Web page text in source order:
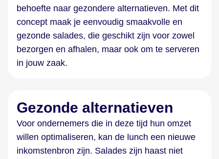
behoefte naar gezondere alternatieven. Met dit
concept maak je eenvoudig smaakvolle en
gezonde salades, die geschikt zijn voor zowel
bezorgen en afhalen, maar ook om te serveren
in jouw zaak.
Gezonde alternatieven
Voor ondernemers die in deze tijd hun omzet
willen optimaliseren, kan de lunch een nieuwe
inkomstenbron zijn. Salades zijn haast niet